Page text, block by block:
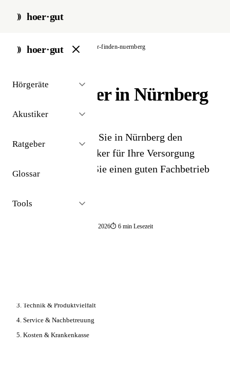
hoer·gut
hoer·gut
Hörgeräte
Akustiker
Ratgeber
Glossar
Tools
start / ratgeber / hoerakustiker-finden-nuernberg
Hörakustiker in Nürnberg
finden
Eine Checkliste, wie Sie in Nürnberg den
passenden Hörakustiker für Ihre Versorgung
finden – und woran Sie einen guten Fachbetrieb
🔄 aktualisiert 05·2026⏱ 6 min Lesezeit
3. Technik & Produktvielfalt
4. Service & Nachbetreuung
5. Kosten & Krankenkasse